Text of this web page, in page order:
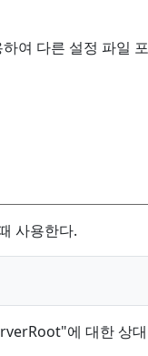
여 다른 설정 파일
사용한다.
에 대한 상